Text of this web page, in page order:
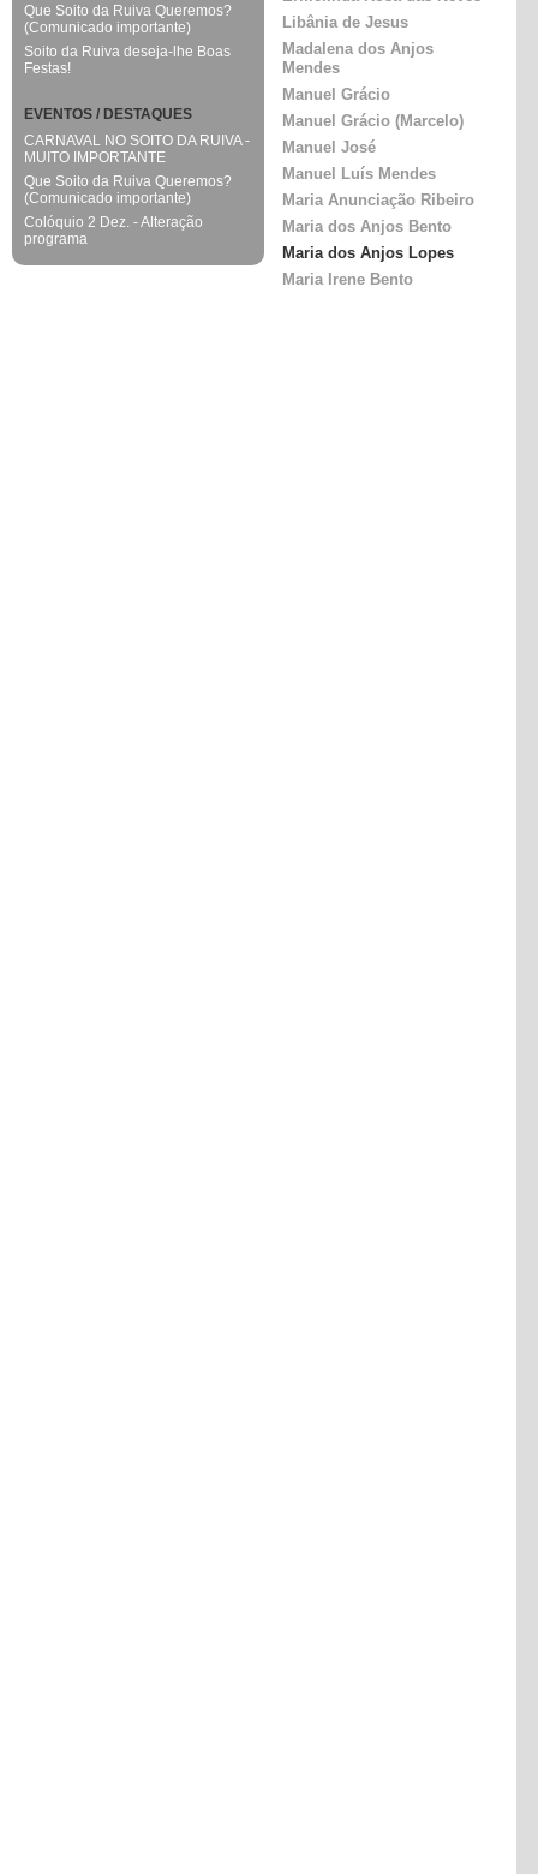
Libânia de Jesus
Madalena dos Anjos
Mendes
Manuel Grácio
Manuel Grácio (Marcelo)
Manuel José
Manuel Luís Mendes
Maria Anunciação Ribeiro
Maria dos Anjos Bento
Maria dos Anjos Lopes
Maria Irene Bento
Que Soito da Ruiva Queremos?
(Comunicado importante)
Soito da Ruiva deseja-lhe Boas
Festas!
EVENTOS / DESTAQUES
CARNAVAL NO SOITO DA RUIVA -
MUITO IMPORTANTE
Que Soito da Ruiva Queremos?
(Comunicado importante)
Colóquio 2 Dez. - Alteração
programa